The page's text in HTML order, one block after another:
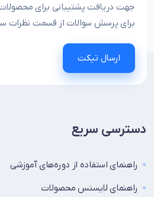
جهت دریافت پشتیبانی برای
برای پرسش سوالات از قسمت نظرات
ارسال تیکت
دسترسی سریع
راهنمای استفاده از دوره‌های آموزشی
راهنمای لایسنس محصولات